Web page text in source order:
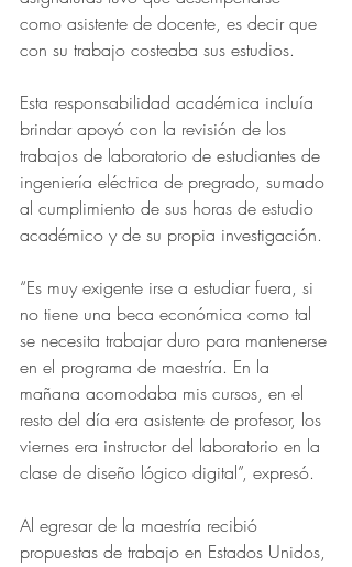
como asistente de docente, es decir que
con su trabajo costeaba sus estudios.
Esta responsabilidad académica incluía
brindar apoyó con la revisión de los
trabajos de laboratorio de estudiantes de
ingeniería eléctrica de pregrado, sumado
al cumplimiento de sus horas de estudio
académico y de su propia investigación.
“Es muy exigente irse a estudiar fuera, si
no tiene una beca económica como tal
se necesita trabajar duro para mantenerse
en el programa de maestría. En la
mañana acomodaba mis cursos, en el
resto del día era asistente de profesor, los
viernes era instructor del laboratorio en la
clase de diseño lógico digital”, expresó.
Al egresar de la maestría recibió
propuestas de trabajo en Estados Unidos,